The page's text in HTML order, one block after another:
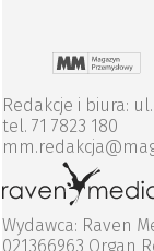
Redakcje i biura:
tel. 71 7823 180
Wydawca: Raven
021366963 Organ